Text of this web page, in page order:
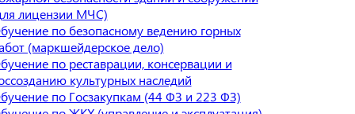
лицензии МЧС)
по безопасному ведению горных
(маркшейдерское дело)
по реставрации, консервации и
культурных наследий
по Госзакупкам (44 ФЗ и 223 ФЗ)